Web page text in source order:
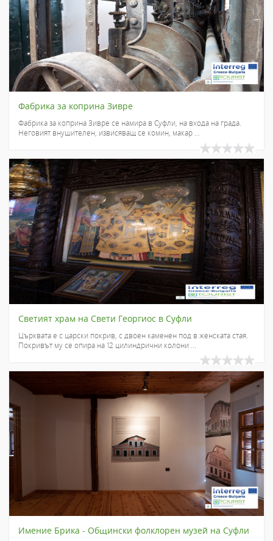
Фабрика за коприна Зивре
Фабрика за коприна Зивре се намира в Суфли, на входа на града.
Неговият внушителен, извисяващ се комин, макар ...
Светият храм на Свети Георгиос в Суфли
Църквата е с царски покрив, с двоен каменен под в женската стая.
Покривът му се опира на 12 цилиндрични колони ...
Имение Брика - Общински фолклорен музей на Суфли